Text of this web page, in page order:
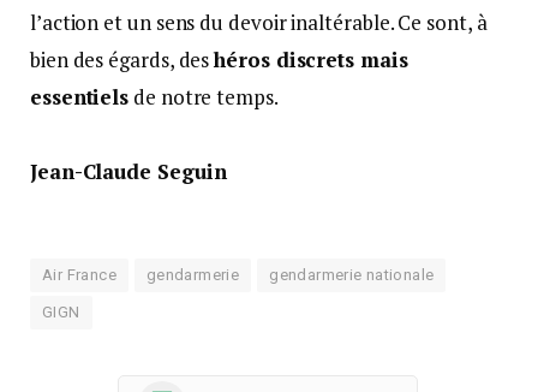
l’action et un sens du devoir inaltérable. Ce sont, à
bien des égards, deshéros discrets mais
essentiels de notre temps.
Jean-Claude Seguin
Air France gendarmerie gendarmerie nationale
GIGN